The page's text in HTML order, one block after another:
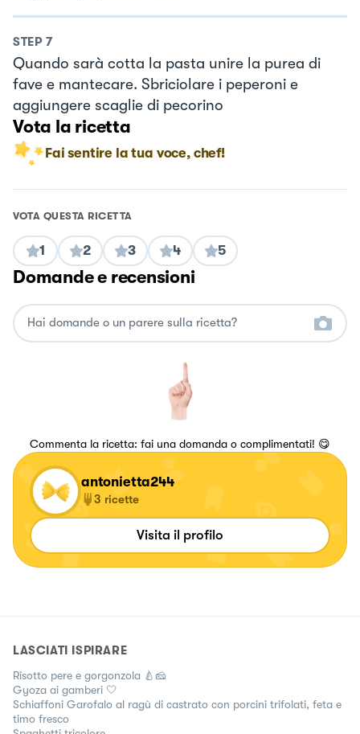
STEP 7
Quando sarà cotta la pasta unire la purea di
fave e mantecare. Sbriciolare i peperoni e
aggiungere scaglie di pecorino
Vota la ricetta
Fai sentire la tua voce, chef!
VOTA QUESTA RICETTA
1 2 3 4 5
Domande e recensioni
Commenta la ricetta: fai una domanda o complimentati! 😋
antonietta244
3 ricette
Visita il profilo
LASCIATI ISPIRARE
Risotto pere e gorgonzola 🍐🧀
Gyoza ai gamberi 🤍
Schiaffoni Garofalo al ragù di castrato con porcini trifolati, feta e
timo fresco